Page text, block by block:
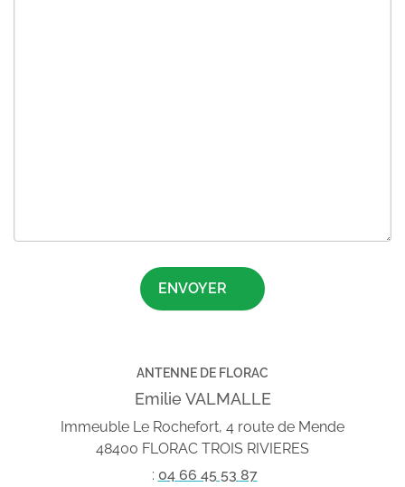
ENVOYER
ANTENNE DE FLORAC
Emilie VALMALLE
Immeuble Le Rochefort, 4 route de Mende
48400 FLORAC TROIS RIVIERES
: 04 66 45 53 87